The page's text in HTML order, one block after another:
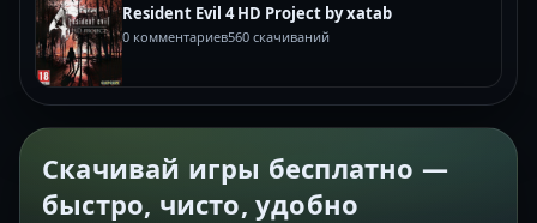
Resident Evil 4 HD Project by xatab
0 комментариев560 скачиваний
Скачивай игры бесплатно —
быстро, чисто, удобно